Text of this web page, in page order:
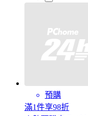
預購
滿1件享98折